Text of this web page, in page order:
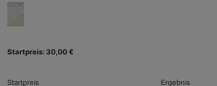
Startpreis: 30,00 €
Startpreis Ergebnis